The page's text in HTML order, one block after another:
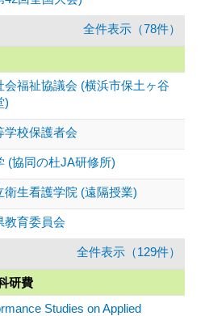
全件表示（78件）
会福祉協議会 (横浜市保土ヶ谷
)
学校保護者会
(協同の杜JA研修所)
衛生看護学院 (遠隔授業)
教育委員会
全件表示（129件）
研費
Studies on Applied